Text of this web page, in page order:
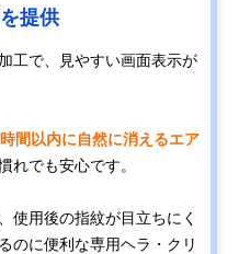
提供
工で、見やすい画面表示が
間以内に自然に消えるエア
れでも安心です。
使用後の指紋が目立ちにく
のに便利な専用ヘラ・クリ